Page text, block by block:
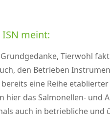
ISN meint:
Tierwohl
den Betrieben
eine Reihe
hier das Salmonellen-
auch in betriebliche und